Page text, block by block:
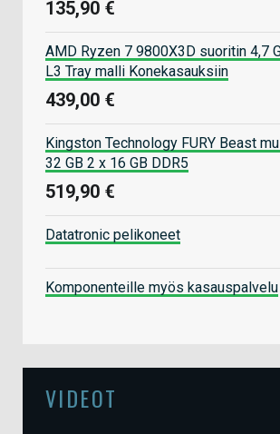
135,90 €
AMD Ryzen 7 9800X3D suoritin 4,7
L3 Tray malli Konekasauksiin
439,00 €
Kingston Technology FURY Beast
32 GB 2 x 16 GB DDR5
519,90 €
Datatronic pelikoneet
Komponenteille myös kasauspalvelu
VIDEOT